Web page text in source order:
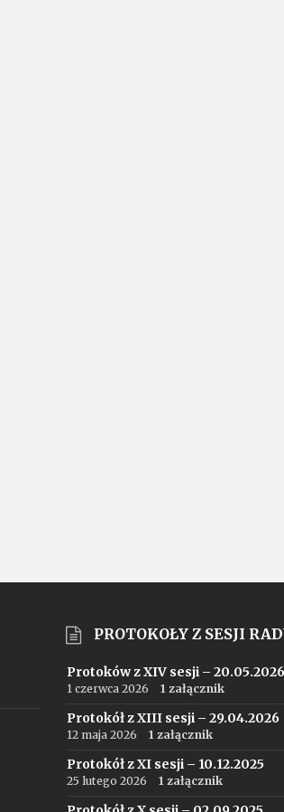
PROTOKOŁY Z SESJI
Protoków z XIV sesji – 20.05.2026
1 czerwca 2026 1 załącznik
Protokół z XIII sesji – 29.04.2026
12 maja 2026 1 załącznik
Protokół z XI sesji – 10.12.2025
25 lutego 2026 1 załącznik